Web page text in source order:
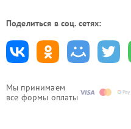
Мы принимаем
все формы оплаты
Поделиться в соц. сетях: